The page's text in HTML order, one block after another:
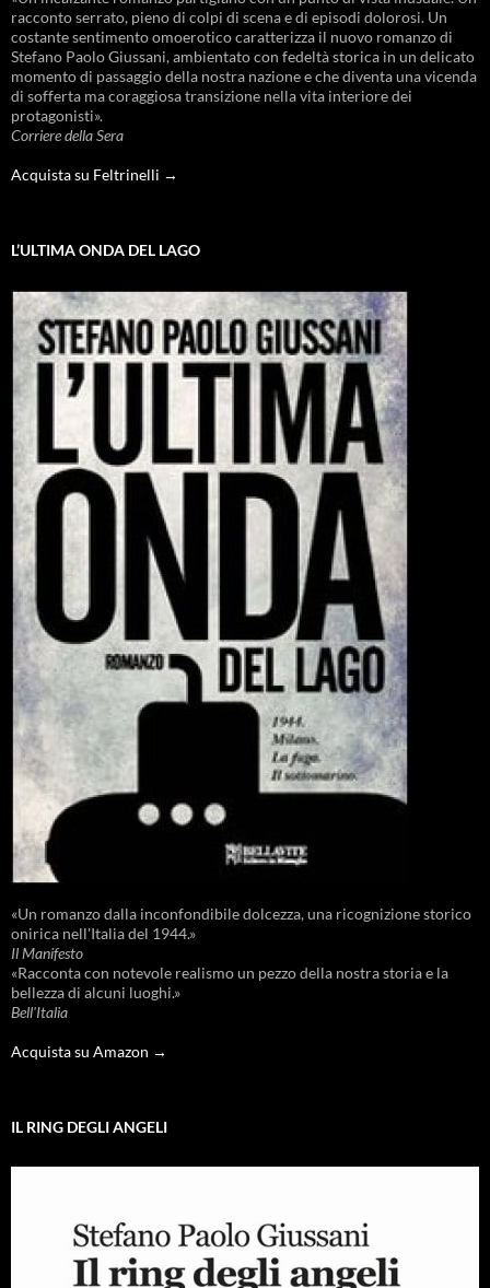
racconto serrato, pieno di colpi di scena e di episodi dolorosi. Un
costante sentimento omoerotico caratterizza il nuovo romanzo di
Stefano Paolo Giussani, ambientato con fedeltà storica in un delicato
momento di passaggio della nostra nazione e che diventa una vicenda
di sofferta ma coraggiosa transizione nella vita interiore dei
protagonisti».
Corriere della Sera
Acquista su Feltrinelli →
L’ULTIMA ONDA DEL LAGO
«Un romanzo dalla inconfondibile dolcezza, una ricognizione storico
onirica nell'Italia del 1944.»
Il Manifesto
«Racconta con notevole realismo un pezzo della nostra storia e la
bellezza di alcuni luoghi.»
Bell'Italia
Acquista su Amazon →
IL RING DEGLI ANGELI